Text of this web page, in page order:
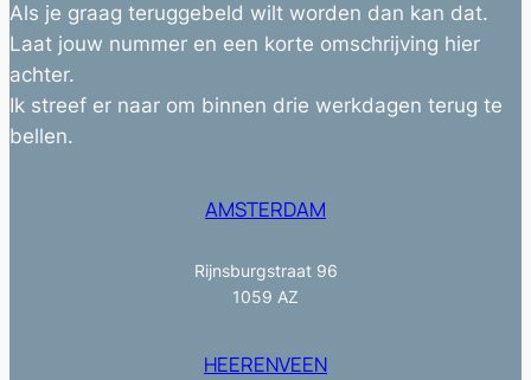
Als je graag teruggebeld wilt worden dan kan dat.
Laat jouw nummer en een korte omschrijving hier
achter.
Ik streef er naar om binnen drie werkdagen terug te
bellen.
AMSTERDAM
Rijnsburgstraat 96
1059 AZ
HEERENVEEN